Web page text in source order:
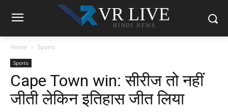
VR LIVE
HINDI NEWS
Home Sports
Sports
Cape Town win: सीरीज तो नहीं
जीती लेकिन इतिहास जीत लिया